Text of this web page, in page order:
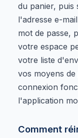
du panier, puis
l'adresse e-
mot de passe,
votre espace
votre liste
vos moyens de
connexion
l'application
Comment